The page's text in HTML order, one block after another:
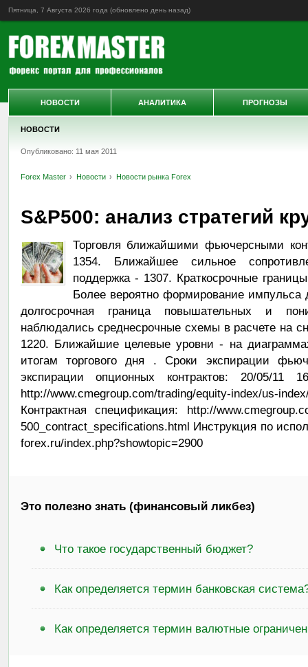
Пятница, 7 Августа 2026 года (обновлено день назад)
НОВОСТИ
Опубликовано: 11 мая 2011
Forex Master Новости Новости рынка Forex
S&P500: анализ стратегий
Торговля ближайшими фьючерсными
1354. Ближайшее сильное
поддержка - 1307. Краткосрочные
Более вероятно формирование
долгосрочная граница повышательных и
наблюдались среднесрочные схемы в расчете на
1220. Ближайшие целевые уровни - на
итогам торгового дня . Сроки экспирации
экспирации опционных контрактов: 20/05/11
http://www.cmegroup.com/trading/equity-index/us-
Контрактная спецификация: http://
500_contract_specifications.html Инструкция по
forex.ru/index.php?showtopic=2900
Это полезно знать (финансовый ликбез)
Что такое государственный бюджет?
Как определяется термин банковская
Как определяется термин валютные
НОВОСТИ АНАЛИТИКА ПРОГНОЗЫ